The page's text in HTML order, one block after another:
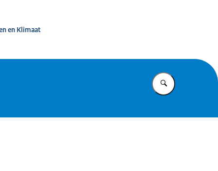
en Klimaat
Vul in wat u